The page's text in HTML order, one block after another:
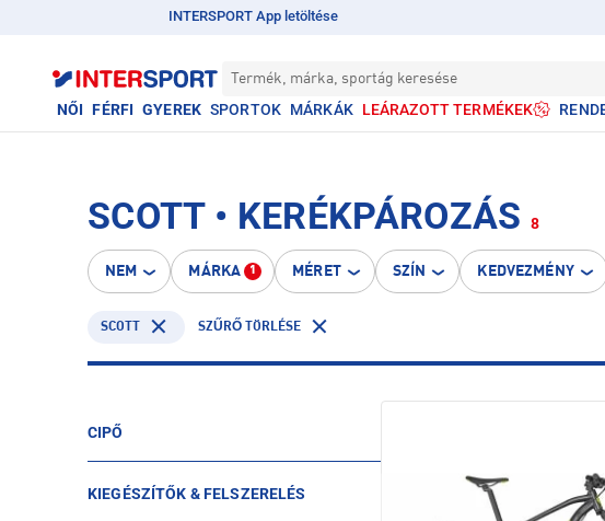
INTERSPORT App letöltése
Termék, márka, sportág keresése
NŐI FÉRFI GYEREK SPORTOK MÁRKÁK LEÁRAZOTT TERMÉKEK
SCOTT • KERÉKPÁROZÁS 8
NEM MÁRKA 1 MÉRET SZÍN KEDVEZMÉNY
SCOTT SZŰRŐ TÖRLÉSE
CIPŐ
KIEGÉSZÍTŐK & FELSZERELÉS